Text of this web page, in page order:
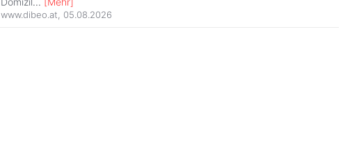
www.dibeo.at 05.08.2026